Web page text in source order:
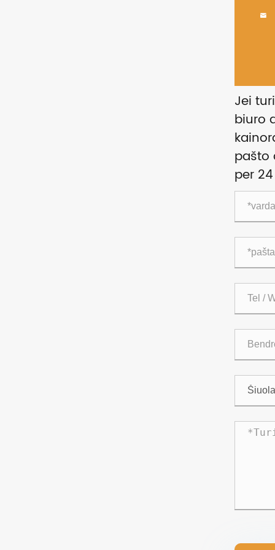

Jei
biuro
pašto
per